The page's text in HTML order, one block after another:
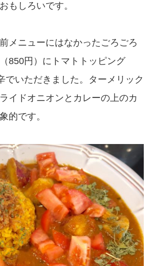
もしろいです。
メニューにはなかったごろごろ
850円）にトマトトッピング
でいただきました。ターメリック
イドオニオンとカレーの上のカ
的です。